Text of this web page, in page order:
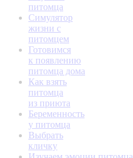
питомца
Симулятор
жизни с
питомцем
Готовимся
к появлению
питомца дома
Как взять
питомца
из приюта
Беременность
у питомца
Выбрать
кличку